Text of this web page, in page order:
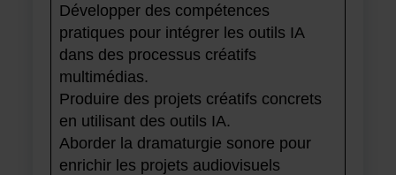
Développer des compétences
pratiques pour intégrer les outils IA
dans des processus créatifs
multimédias.
Produire des projets créatifs concrets
en utilisant des outils IA.
Aborder la dramaturgie sonore pour
enrichir les projets audiovisuels